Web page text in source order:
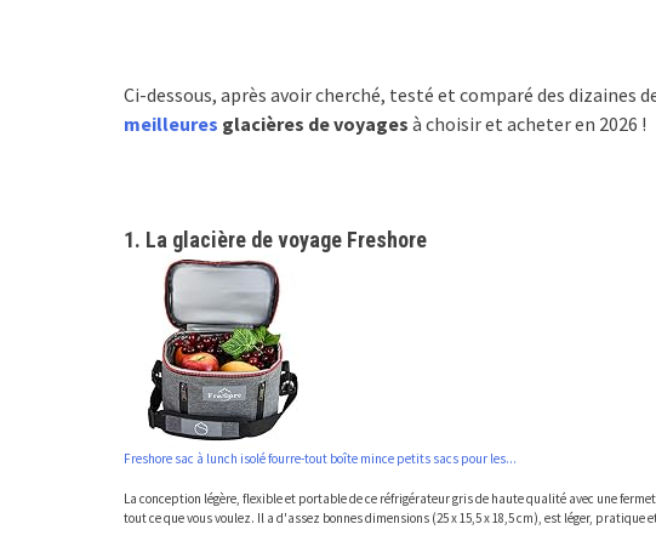
Ci-dessous, après avoir cherché, testé et comparé des dizaines
meilleures glacières de voyages à choisir et acheter en 2026 !
1. La glacière de voyage Freshore
Freshore sac à lunch isolé fourre-tout boîte mince petits sacs pour les...
La conception légère, flexible et portable de ce réfrigérateur gris de haute qualité avec une
tout ce que vous voulez. Il a d'assez bonnes dimensions (25 x 15,5 x 18,5 cm), est léger, pratique